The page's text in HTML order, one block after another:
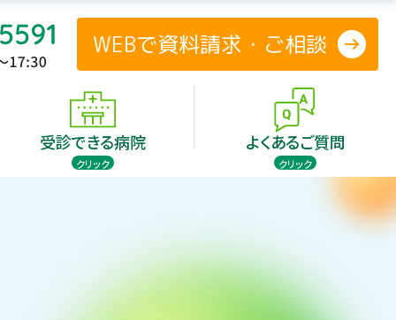
WEBで資料請求・ご相談
受診できる病院
クリック
よくあるご質問
クリック
ご案内